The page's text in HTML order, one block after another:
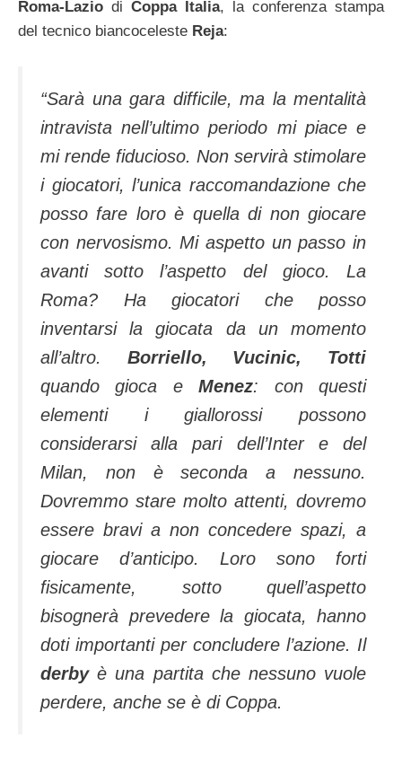
Roma-Lazio di Coppa Italia, la conferenza stampa
del tecnico biancoceleste Reja:
“Sarà una gara difficile, ma la mentalità
intravista nell’ultimo periodo mi piace e
mi rende fiducioso. Non servirà stimolare
i giocatori, l’unica raccomandazione che
posso fare loro è quella di non giocare
con nervosismo. Mi aspetto un passo in
avanti sotto l’aspetto del gioco. La
Roma? Ha giocatori che posso
inventarsi la giocata da un momento
all’altro. Borriello, Vucinic, Totti
quando gioca eMenez: con questi
elementi i giallorossi possono
considerarsi alla pari dell’Inter e del
Milan, non è seconda a nessuno.
Dovremmo stare molto attenti, dovremo
essere bravi a non concedere spazi, a
giocare d’anticipo. Loro sono forti
fisicamente, sotto quell’aspetto
bisognerà prevedere la giocata, hanno
doti importanti per concludere l’azione. Il
derbyè una partita che nessuno vuole
perdere, anche se è di Coppa.